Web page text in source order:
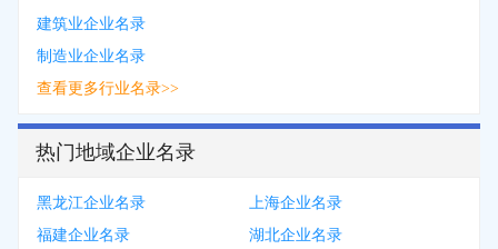
建筑业企业名录
制造业企业名录
查看更多行业名录>>
热门地域企业名录
黑龙江企业名录
上海企业名录
福建企业名录
湖北企业名录